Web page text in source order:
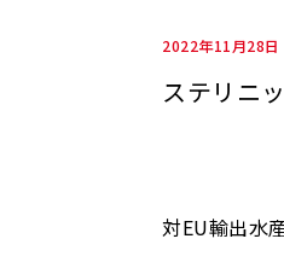
2022年11月28日
ステリニ
対EU輸出水